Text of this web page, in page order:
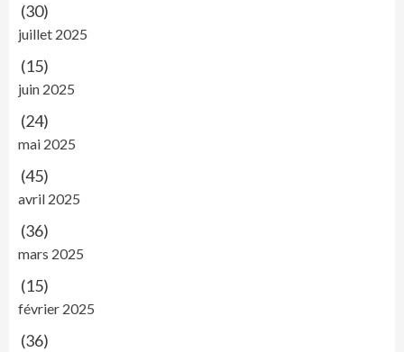
(30)
juillet 2025
(15)
juin 2025
(24)
mai 2025
(45)
avril 2025
(36)
mars 2025
(15)
février 2025
(36)